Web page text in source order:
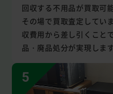
回収する不用品が買取可
その場で買取査定してい
収費用から差し引くこと
品・廃品処分が実現します